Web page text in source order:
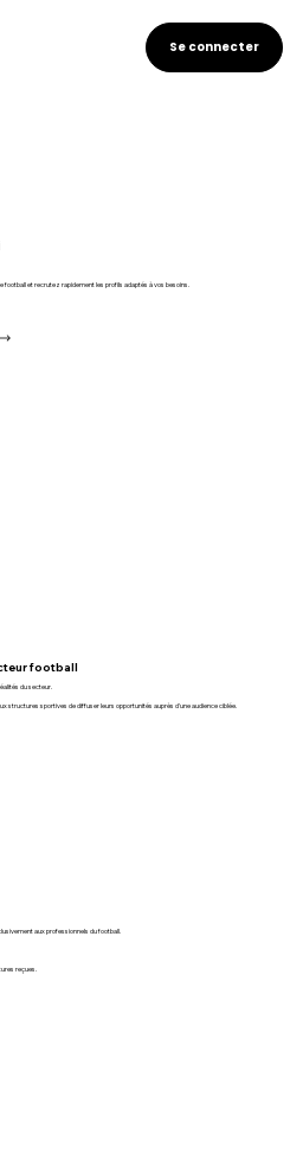
Se connecter
et recrutez rapidement les profils adaptés à vos besoins.
football
du secteur.
structures sportives de diffuser leurs opportunités auprès d'une audience ciblée.
aux professionnels du football.
reçues.